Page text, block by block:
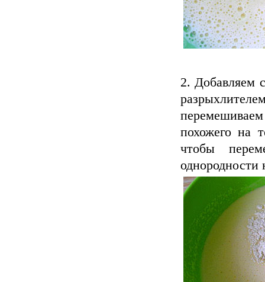
Добавляем
перемешиваем
похожего на
чтобы
однородности